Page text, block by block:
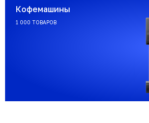
Кофемашины
1 000 ТОВАРОВ